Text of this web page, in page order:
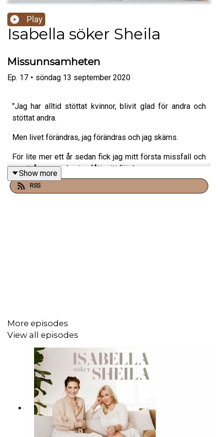
Play
Isabella söker Sheila
Missunnsamheten
Ep. 17 • söndag 13 september 2020
"Jag har alltid stöttat kvinnor, blivit glad för andra och
stöttat andra.
Men livet förändras, jag förändras och jag skäms.
För lite mer ett år sedan fick jag mitt första missfall och
nu ett år senare har jag fått mitt fjärde.
Jag missunnar alla som blir med barn, och ett hat, mot
Show more
RSS
More episodes
View all episodes